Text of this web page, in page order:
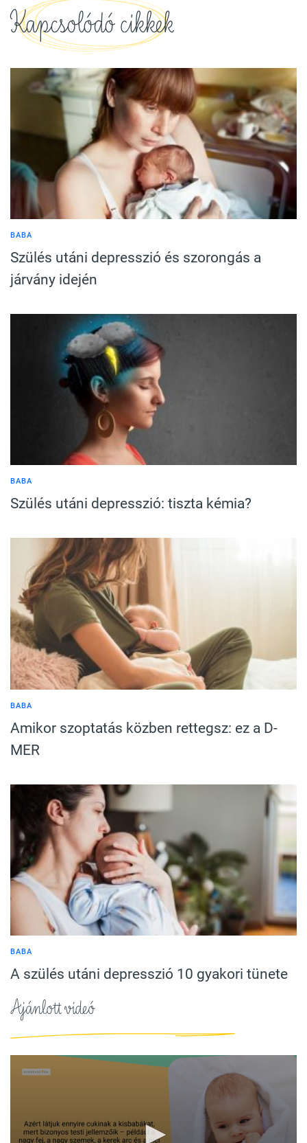
Kapcsolódó cikkek
BABA
Szülés utáni depresszió és szorongás a
járvány idején
BABA
Szülés utáni depresszió: tiszta kémia?
BABA
Amikor szoptatás közben rettegsz: ez a D-
MER
BABA
A szülés utáni depresszió 10 gyakori tünete
Ajánlott videó